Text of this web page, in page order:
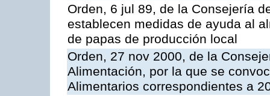
Orden, 6 jul 89, de la Consejería
establecen medidas de ayuda al
de papas de producción local
Orden, 27 nov 2000, de la
Alimentación, por la que se
Alimentarios correspondientes a